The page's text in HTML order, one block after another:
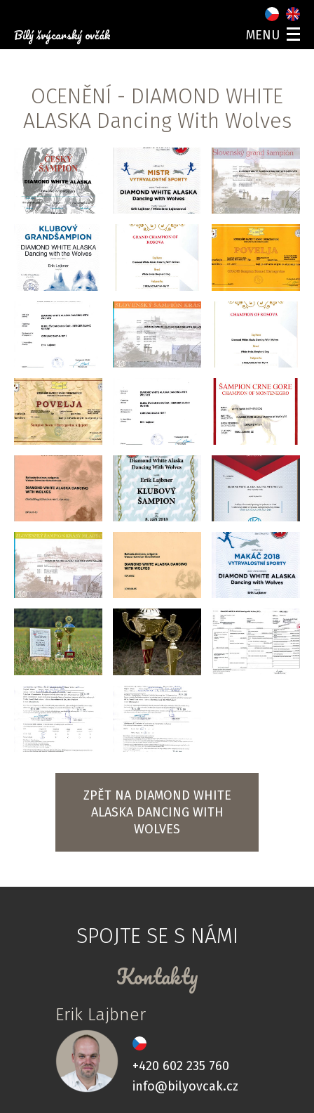
Bílý švýcarský ovčák MENU
ŠTĚŇATA
FOTOGALERIE
KONTAKT
OCENĚNÍ - DIAMOND WHITE
ALASKA Dancing With Wolves
ZPĚT NA DIAMOND WHITE
ALASKA DANCING WITH
WOLVES
SPOJTE SE S NÁMI
Kontakty
Erik Lajbner
+420 602 235 760
info@bilyovcak.cz